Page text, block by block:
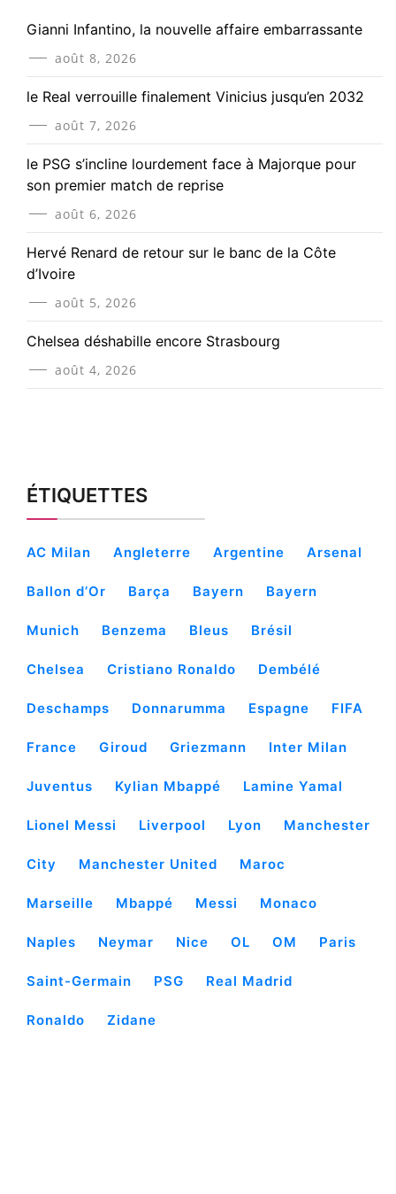
Gianni Infantino, la nouvelle affaire embarrassante
août 8, 2026
le Real verrouille finalement Vinicius jusqu’en 2032
août 7, 2026
le PSG s’incline lourdement face à Majorque pour
son premier match de reprise
août 6, 2026
Hervé Renard de retour sur le banc de la Côte
d’Ivoire
août 5, 2026
Chelsea déshabille encore Strasbourg
août 4, 2026
ÉTIQUETTES
AC Milan Angleterre Argentine Arsenal
Ballon d’Or Barça Bayern Bayern
Munich Benzema Bleus Brésil
Chelsea Cristiano Ronaldo Dembélé
Deschamps Donnarumma Espagne FIFA
France Giroud Griezmann Inter Milan
Juventus Kylian Mbappé Lamine Yamal
Lionel Messi Liverpool Lyon Manchester
City Manchester United Maroc
Marseille Mbappé Messi Monaco
Naples Neymar Nice OL OM Paris
Saint-Germain PSG Real Madrid
Ronaldo Zidane